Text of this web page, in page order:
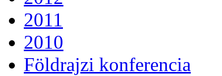
2011
2010
Földrajzi konferencia